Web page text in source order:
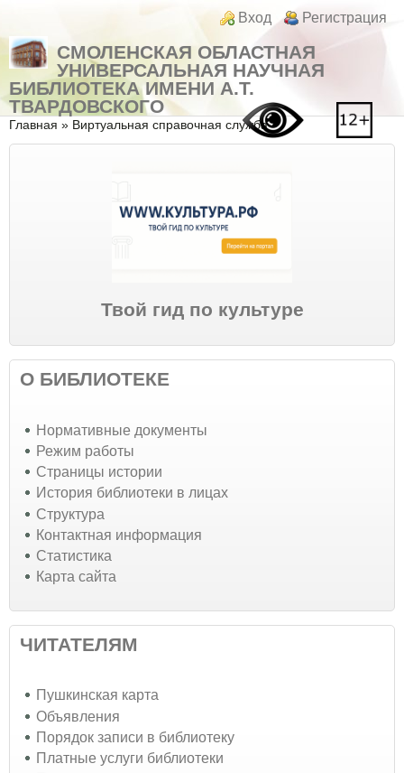
Перейти к основному содержанию
Login links
Вход Регистрация
СМОЛЕНСКАЯ ОБЛАСТНАЯ
УНИВЕРСАЛЬНАЯ НАУЧНАЯ
БИБЛИОТЕКА ИМЕНИ А.Т.
ТВАРДОВСКОГО
Вы здесь
Главная » Виртуальная справочная служба
Твой гид по культуре
О БИБЛИОТЕКЕ
Нормативные документы
Режим работы
Страницы истории
История библиотеки в лицах
Структура
Контактная информация
Статистика
Карта сайта
ЧИТАТЕЛЯМ
Пушкинская карта
Объявления
Порядок записи в библиотеку
Платные услуги библиотеки